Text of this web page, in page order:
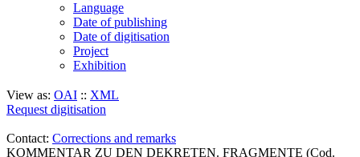
Language
Date of publishing
Date of digitisation
Project
Exhibition
View as: OAI :: XML
Request digitisation
Contact: Corrections and remarks
KOMMENTAR ZU DEN DEKRETEN. FRAGMENTE (Cod.